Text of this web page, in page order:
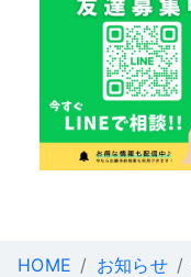
HOME お知らせ